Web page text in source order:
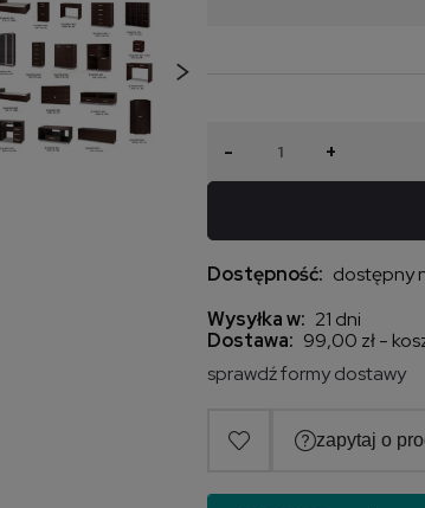
- +
Dostępność: dostępny
Wysyłka w: 21 dni
Dostawa: 99,00 zł-
sprawdź formy dostawy